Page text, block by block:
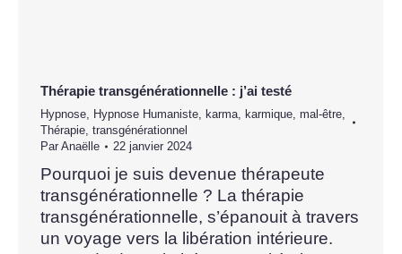
Thérapie transgénérationnelle : j’ai testé
Hypnose, Hypnose Humaniste, karma, karmique, mal-être,
Thérapie, transgénérationnel
Par Anaëlle 22 janvier 2024
Pourquoi je suis devenue thérapeute
transgénérationnelle ? La thérapie
transgénérationnelle, s’épanouit à travers
un voyage vers la libération intérieure.